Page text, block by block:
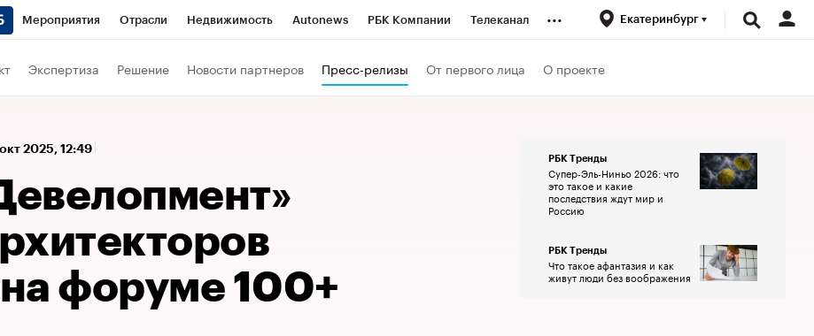
Мероприятия Отрасли Недвижимость Autonews РБК Компании Телеканал
Экономика
... Екатеринбург
Экспертиза Решение Новости партнеров Пресс-релизы От первого лица О проекте
2025, 12:49
форуме 100+
РБК Тренды
Супер-Эль-Ниньо 2026: что
это такое и какие
последствия ждут мир и
Россию
РБК Тренды
Что такое афантазия и как
живут люди без воображения